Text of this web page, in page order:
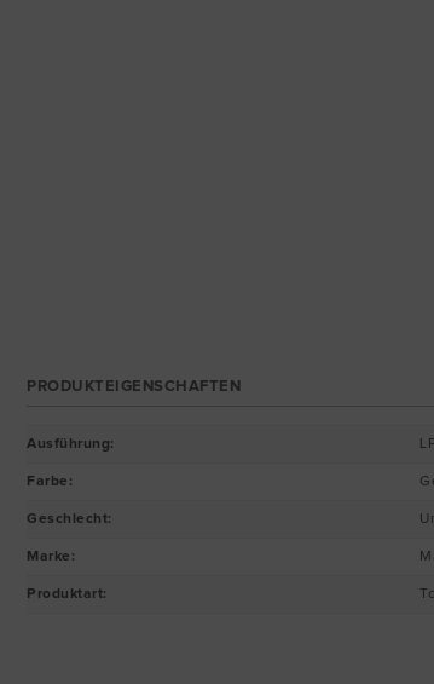
PRODUKTEIGENSCHAFTEN
Ausführung:
Farbe :
Geschlecht:
Marke :
Produktart: